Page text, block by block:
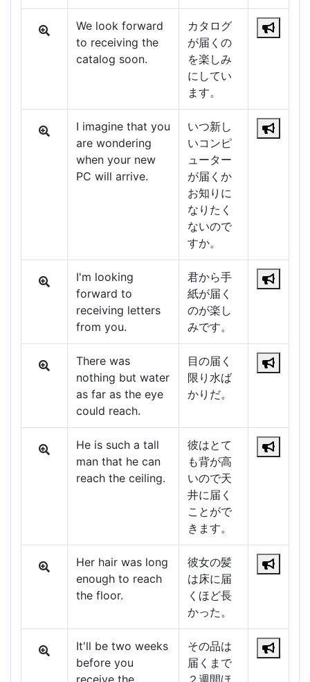
We look forward
to receiving the
catalog soon.
カタログ
が届くの
を楽しみ
にしてい
ます。
I imagine that you
are wondering
when your new
PC will arrive.
いつ新し
いコンピ
ューター
が届くか
お知りに
なりたく
ないので
すか。
I'm looking
forward to
receiving letters
from you.
君から手
紙が届く
のが楽し
みです。
There was
nothing but water
as far as the eye
could reach.
目の届く
限り水ば
かりだ。
He is such a tall
man that he can
reach the ceiling.
彼はとて
も背が高
いので天
井に届く
ことがで
きます。
Her hair was long
enough to reach
the floor.
彼女の髪
は床に届
くほど長
かった。
It'll be two weeks
before you
その品は
届くまで